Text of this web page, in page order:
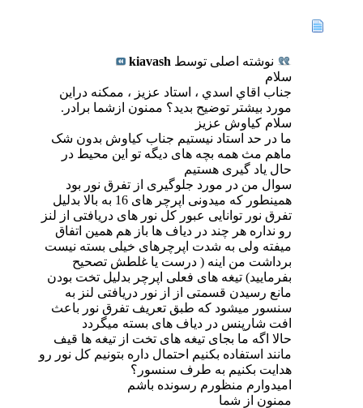
نوشته اصلی توسط kiavash
سلام
جناب اقاي اسدي ، استاد عزيز ، ممكنه دراين
مورد بيشتر توضيح بديد؟ ممنون ازشما برادر.
سلام کیاوش عزیز
ما در حد استاد نیستیم جناب کیاوش بدون شک
ماهم مث همه بچه های دیگه تو این محیط در
حال یاد گیری هستیم
سوال من در مورد جلوگیری از تفرق نور بود
همینطور که میدونی اپرچر های 16 به بالا بدلیل
تفرق نور توانایی عبور کل نور های دریافتی از لنز
رو نداره هر چند در دیاف ها باز هم همین اتفاق
میفته ولی به شدت اپرچرهای خیلی بسته نیست
برداشت من اینه ( درست یا غلطش تصحیح
بفرمایید) تیغه های فعلی اپرچر بدلیل تخت بودن
مانع رسیدن قسمتی از از نور دریافتی لنز به
سنسور میشود که طبق تعریف تفرق نور باعث
افت شارپنس در دیاف های بسته میگردد
حالا اگه ما بجای تیغه های تخت از تیغه ها قیف
مانند استفاده بکنیم احتمال داره بتونیم کل نور رو
هدایت بکنیم به طرف سنسور؟
امیدوارم منظورم رسونده باشم
ممنون از شما